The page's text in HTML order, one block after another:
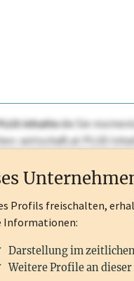
Inhaltedie Sie
wirtschaft.at PLUS
Profils freischalten,
Informationen:
Darstellung im
Weitere Profile an dieser